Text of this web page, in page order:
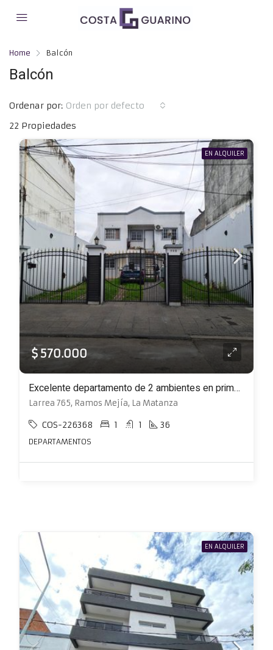
Home Balcón
Balcón
22 Propiedades
Ordenar por: Orden por defecto
EN ALQUILER
$ 570.000
Excelente departamento de 2 ambientes en primer piso con cochera y balcón
Larrea 765, Ramos Mejía, La Matanza
COS-226368 1 1 36
DEPARTAMENTOS
EN ALQUILER